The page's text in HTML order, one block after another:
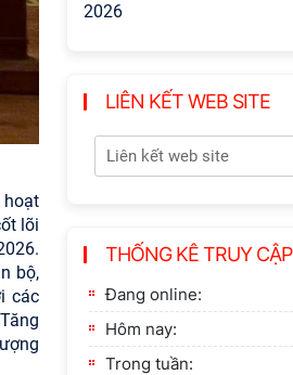
hoạt
lõi
bộ,
các
2026
LIÊN KẾT WEB SITE
THỐNG KÊ TRUY CẬP
Đang online:
Hôm nay:
Trong tuần: